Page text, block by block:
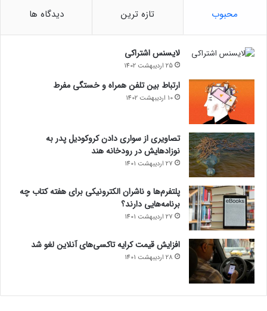
محبوب تازه ترین دیدگاه ها
لایسنس اشتراکی
25 اردیبهشت 1402
ارتباط بین تلفن همراه و خستگی مفرط
10 اردیبهشت 1402
تصاویری از سواری دادن کروکودیل پدر به
نوزادهایش در رودخانه هند
27 اردیبهشت 1401
پلتفرم‌ها و ناشران الکترونیکی برای هفته کتاب چه
برنامه‌هایی دارند؟
27 اردیبهشت 1401
افزایش قیمت کرایه تاکسی‌های آنلاین لغو شد
28 اردیبهشت 1401